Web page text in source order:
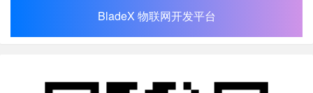
BladeX 物联网开发平台